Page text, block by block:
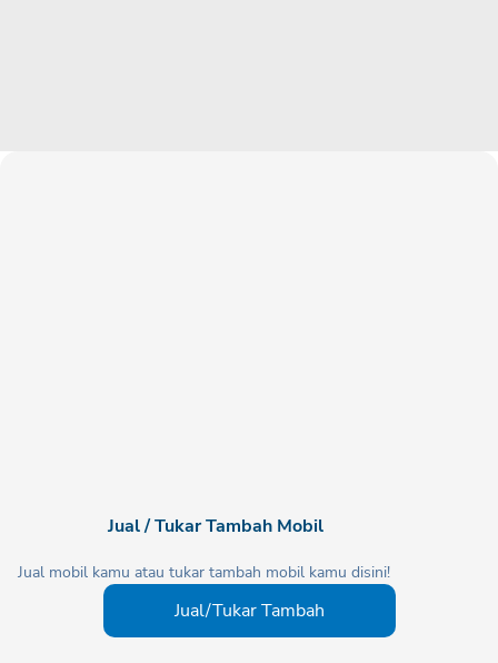
Jual / Tukar Tambah Mobil
Jual mobil kamu atau tukar tambah mobil kamu disini!
Jual/Tukar Tambah